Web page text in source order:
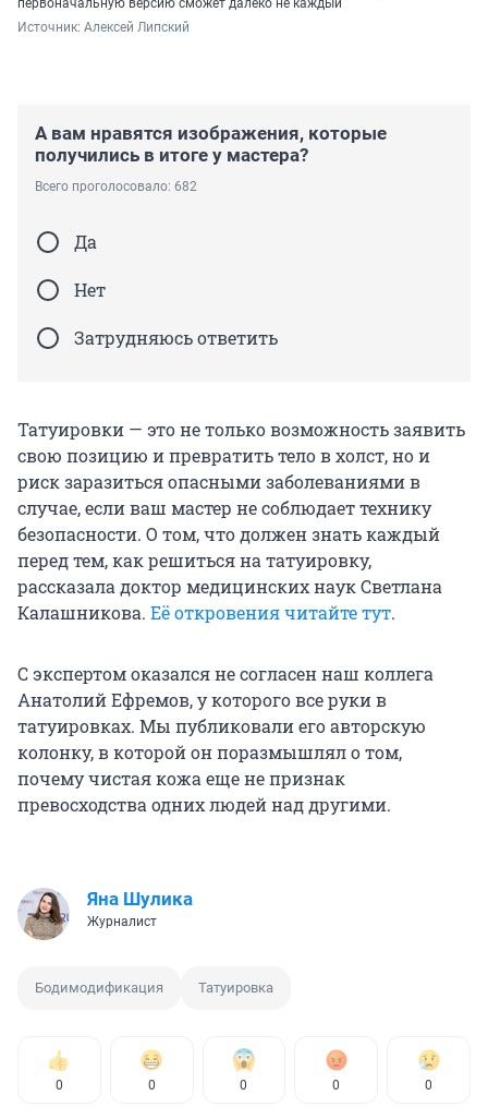
Источник: Алексей Липский
А вам нравятся изображения, которые
получились в итоге у мастера?
Всего проголосовало: 682
Да
Нет
Затрудняюсь ответить
Татуировки — это не только возможность заявить
свою позицию и превратить тело в холст, но и
риск заразиться опасными заболеваниями в
случае, если ваш мастер не соблюдает технику
безопасности. О том, что должен знать каждый
перед тем, как решиться на татуировку,
рассказала доктор медицинских наук Светлана
Калашникова. Её откровения читайте тут.
С экспертом оказался не согласен наш коллега
Анатолий Ефремов, у которого все руки в
татуировках. Мы публиковали его авторскую
колонку, в которой он поразмышлял о том,
почему чистая кожа еще не признак
превосходства одних людей над другими.
Яна Шулика
Журналист
Бодимодификация Татуировка
0 0 0 0 0